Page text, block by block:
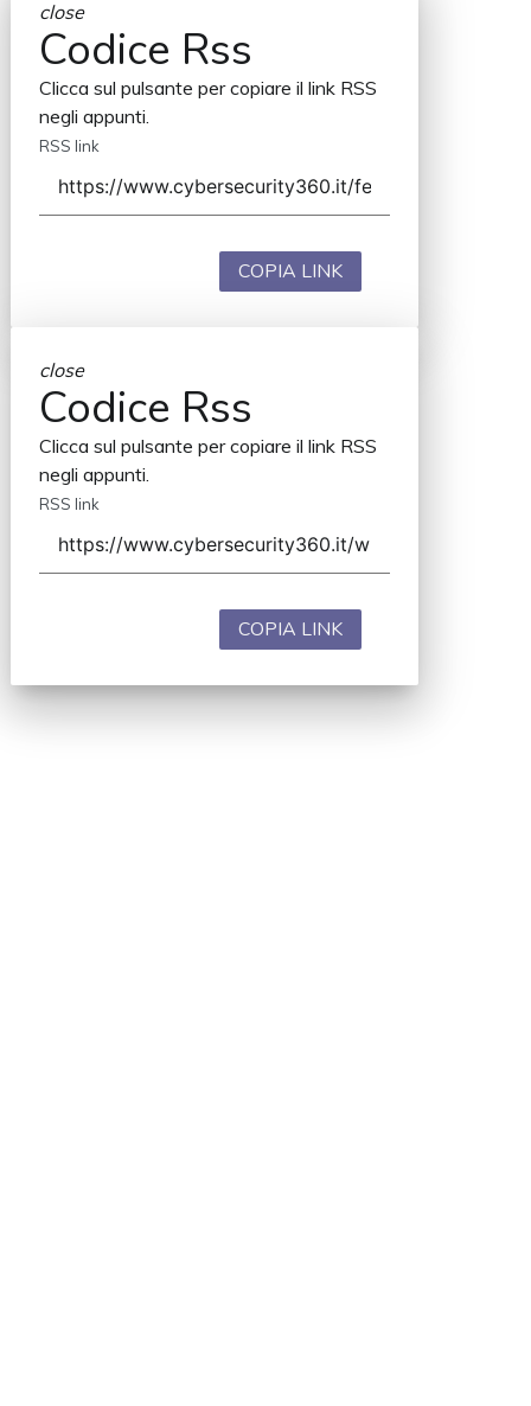
close
Codice Rss
Clicca sul pulsante per copiare il link RSS
negli appunti.
RSS link
COPIA LINK
close
Codice Rss
Clicca sul pulsante per copiare il link RSS
negli appunti.
RSS link
COPIA LINK